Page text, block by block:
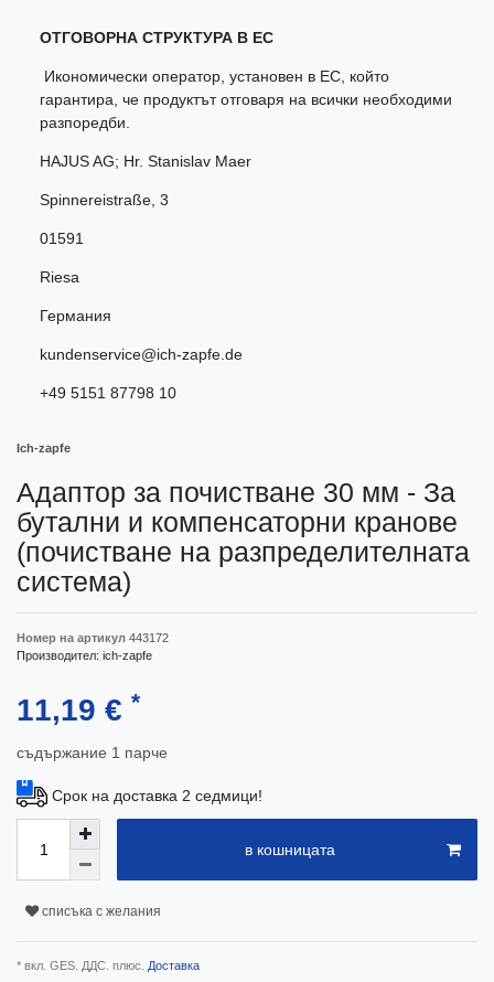
ОТГОВОРНА СТРУКТУРА В ЕС
Икономически оператор, установен в ЕС, който
гарантира, че продуктът отговаря на всички необходими
разпоредби.
HAJUS AG; Hr. Stanislav Maer
Spinnereistraße 3
01591
Riesa
Германия
kundenservice@ich-zapfe.de
+49 5151 87798 10
Ich-zapfe
Адаптор за почистване 30 мм - За
бутални и компенсаторни кранове
(почистване на разпределителната
система)
Номер на артикул 443172
Производител: ich-zapfe
11,19 € *
съдържание 1 парче
Срок на доставка 2 седмици!
в кошницата
списъка с желания
* вкл. GES. ДДС. плюс. Доставка